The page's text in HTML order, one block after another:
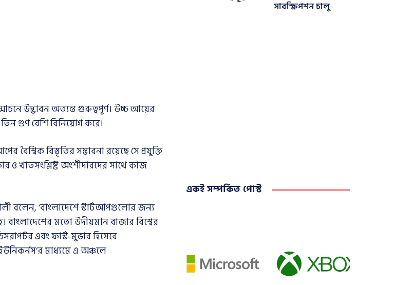
উদ্ভাবন অত্যন্ত গুরুত্বপূর্ণ। উচ্চ আয়ের
গুণ বেশি বিনিয়োগ করে।
বৈশ্বিক বিস্তৃতির সম্ভাবনা রয়েছে সে প্রযুক্তি
খাতসংশ্লিষ্ট অংশীদারদের সাথে কাজ
বলেন, ‘বাংলাদেশে স্টার্টআপগুলোর জন্য
মতো উদীয়মান বাজার বিশ্বের
এবং ফার্স্ট-মুভার হিসেবে
মাধ্যমে এ অঞ্চলে
সাবস্ক্রিপশন চালু
একই সম্পর্কিত পোস্ট